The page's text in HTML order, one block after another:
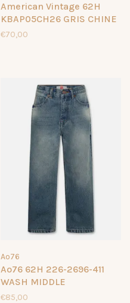
American Vintage 62H
KBAP05CH26 GRIS CHINE
€70,00
Ao76
Ao76 62H 226-2696-411
WASH MIDDLE
€85,00